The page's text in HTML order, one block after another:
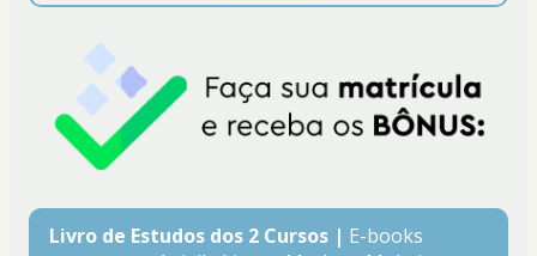
Livro de Estudos dos 2 Cursos | E-books